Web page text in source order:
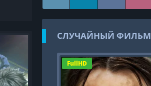
СЛУЧАЙНЫЙ ФИЛЬМ
FullHD